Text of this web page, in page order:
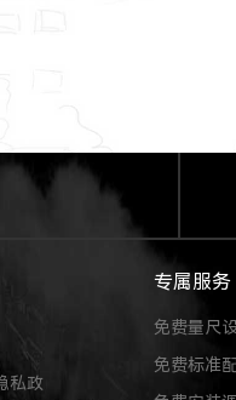
私政
专属服务
免费量尺
免费标准